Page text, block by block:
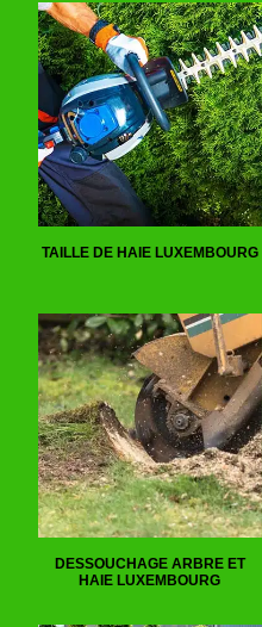
TAILLE DE HAIE LUXEMBOURG
DESSOUCHAGE ARBRE ET
HAIE LUXEMBOURG